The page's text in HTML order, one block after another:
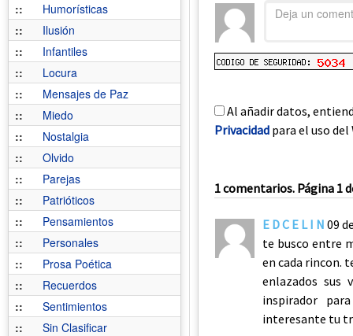
::
Humorísticas
::
Ilusión
::
Infantiles
::
Locura
::
Mensajes de Paz
::
Miedo
::
Nostalgia
::
Olvido
::
Parejas
::
Patrióticos
::
Pensamientos
::
Personales
::
Prosa Poética
::
Recuerdos
::
Sentimientos
::
Sin Clasificar
Al añadir datos,
Privacidad para el uso del
1 comentarios. Página 1
E D C E L I N 09
te busco entre
en cada rincon.
enlazados sus
inspirador
interesante tu